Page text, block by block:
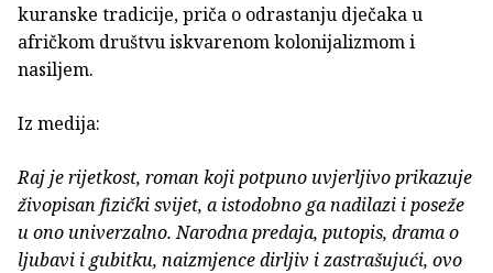
kuranske tradicije, priča o odrastanju dječaka u
afričkom društvu iskvarenom kolonijalizmom i
nasiljem.
Iz medija:
Raj je rijetkost, roman koji potpuno uvjerljivo prikazuje
živopisan fizički svijet, a istodobno ga nadilazi i poseže
u ono univerzalno. Narodna predaja, putopis, drama o
ljubavi i gubitku, naizmjence dirljiv i zastrašujući, ovo